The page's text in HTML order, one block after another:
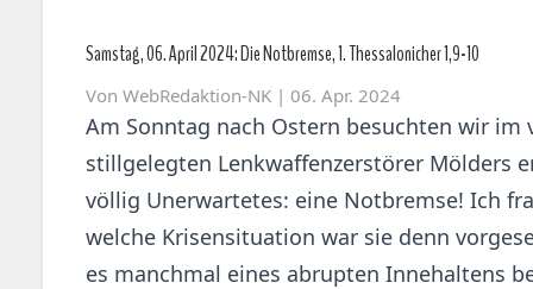
Samstag, 06. April 2024: Die Notbremse, 1. Thessalonicher 1,9-10
Von WebRedaktion-NK | 06. Apr. 2024
Am Sonntag nach Ostern besuchten wir im
stillgelegten Lenkwaffenzerstörer Mölders
völlig Unerwartetes: eine Notbremse! Ich
welche Krisensituation war sie denn
es manchmal eines abrupten Innehaltens